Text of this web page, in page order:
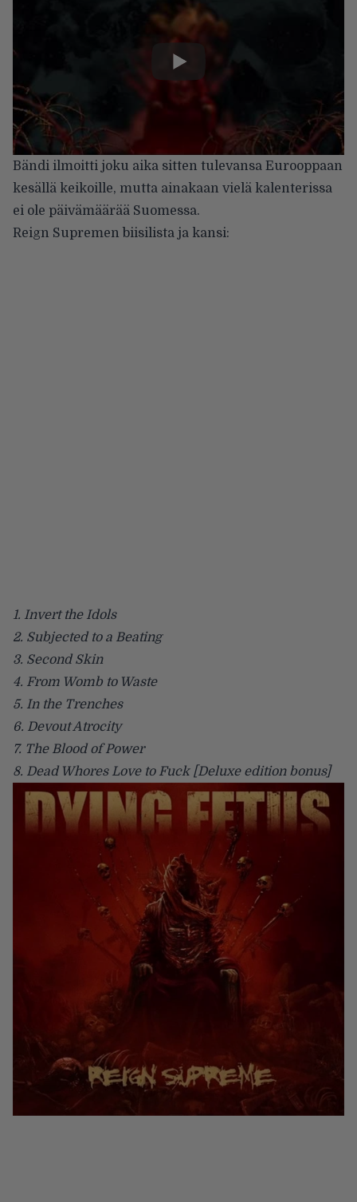
Bändi ilmoitti joku aika sitten tulevansa Eurooppaan
kesällä keikoille, mutta ainakaan vielä kalenterissa
ei ole päivämäärää Suomessa.
Reign Supremen biisilista ja kansi:
1. Invert the Idols
2. Subjected to a Beating
3. Second Skin
4. From Womb to Waste
5. In the Trenches
6. Devout Atrocity
7. The Blood of Power
8. Dead Whores Love to Fuck [Deluxe edition bonus]